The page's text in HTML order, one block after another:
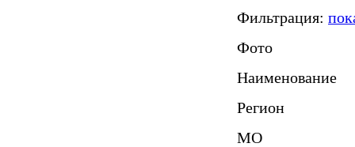
Фильтрация:
Фото
Наименование
Регион
МО